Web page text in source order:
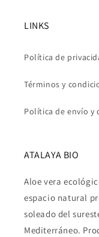
LINKS
Política de
Términos y
Política de envío y
ATALAYA BIO
Aloe vera
espacio natural
soleado del
Mediterráneo.